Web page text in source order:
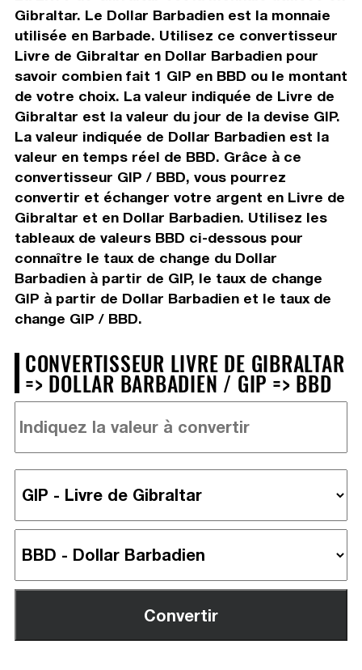
Gibraltar. Le Dollar Barbadien est la monnaie
utilisée en Barbade. Utilisez ce convertisseur
Livre de Gibraltar en Dollar Barbadien pour
savoir combien fait 1 GIP en BBD ou le montant
de votre choix. La valeur indiquée de Livre de
Gibraltar est la valeur du jour de la devise GIP.
La valeur indiquée de Dollar Barbadien est la
valeur en temps réel de BBD. Grâce à ce
convertisseur GIP / BBD, vous pourrez
convertir et échanger votre argent en Livre de
Gibraltar et en Dollar Barbadien. Utilisez les
tableaux de valeurs BBD ci-dessous pour
connaître le taux de change du Dollar
Barbadien à partir de GIP, le taux de change
GIP à partir de Dollar Barbadien et le taux de
change GIP / BBD.
CONVERTISSEUR LIVRE DE GIBRALTAR
=> DOLLAR BARBADIEN / GIP => BBD